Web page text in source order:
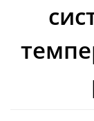
Сушки в
Сушки
Печи